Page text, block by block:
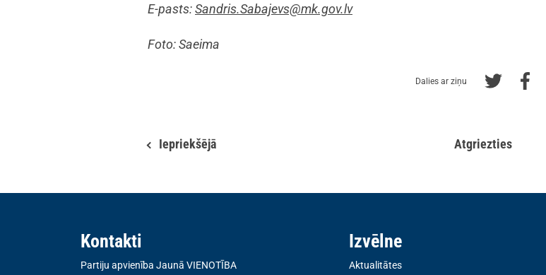
E-pasts:Sandris.Sabajevs@mk.gov.lv
Foto: Saeima
Dalies ar ziņu
Iepriekšējā Atgriezties
Kontakti
Partiju apvienība Jaunā VIENOTĪBA
Izvēlne
Aktualitātes